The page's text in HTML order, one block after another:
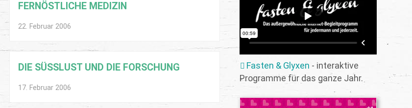
Fasten & Glyxen - interaktive
Programme für das ganze Jahr.
FERNÖSTLICHE MEDIZIN
22. Februar 2006
DIE SÜSSLUST UND DIE FORSCHUNG
17. Februar 2006